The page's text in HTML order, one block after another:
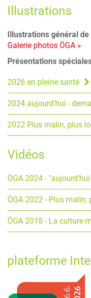
Illustrations
Illustrations général de
Galerie photos ÖGA »
Présentations
2026 en pleine santé
2024 aujourd'hui -
2022 Plus malin, plus
Vidéos
ÖGA 2024 -
ÖGA 2022 - Plus
ÖGA 2018 - La culture
plateforme